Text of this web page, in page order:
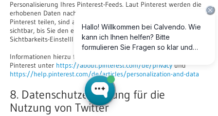
Personalisierung Ihres Pinterest-Feeds. Laut Pinterest werden die
erhobenen Daten nach 30 Tagen gelöscht. Die Inhalte, die Sie auf
Pinterest teilen, sind aber für andere Pinterest-Nutzer solange
sichtbar, bis Sie den entsprechenden Beitrag löschen oder die
Sichtbarkeits-Einstelllungen ändern.
Informationen hierzu finden sich in der Datenschutzerklärung von
Pinterest unter https://about.pinterest.com/de/privacy und
https://help.pinterest.com/de/articles/personalization-and-data
8. Datenschutzerklärung für die
Nutzung von Twitter